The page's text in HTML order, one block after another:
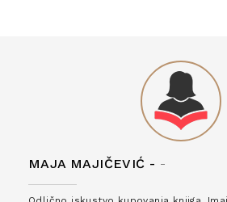
MAJA MAJIČEVIĆ - -